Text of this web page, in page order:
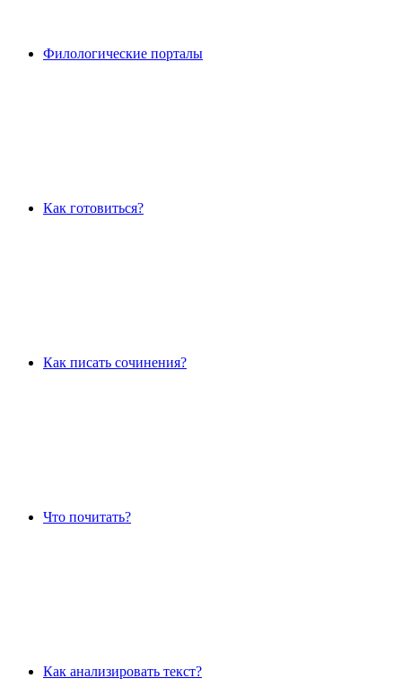
Филологические порталы
Как готовиться?
Как писать сочинения?
Что почитать?
Как анализировать текст?